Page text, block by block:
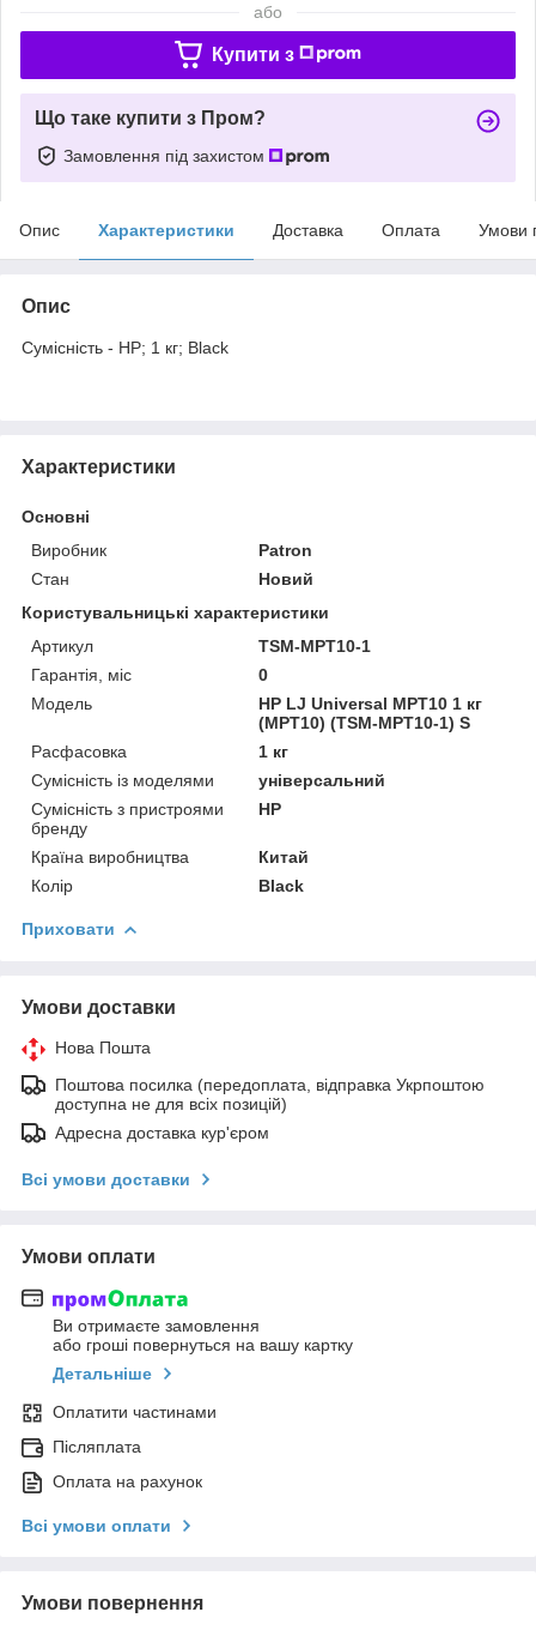
або
Купити з
Що таке купити з Пром?
Замовлення під захистом
Опис Характеристики Доставка Оплата Умови
Опис
Сумісність - HP; 1 кг; Black
Характеристики
Основні
Виробник
Patron
Стан
Новий
Користувальницькі характеристики
Артикул
TSM-MPT10-1
Гарантія, міс
0
Мoдель
HP LJ Universal MPT10 1 кг
(MPT10) (TSM-MPT10-1) S
Расфасовка
1 кг
Сумісність із моделями
універсальний
Сумісність з пристроями
бренду
HP
Країна виробництва
Китай
Колір
Black
Приховати
Умови доставки
Нова Пошта
Поштова посилка (передоплата, відправка Укрпоштою
доступна не для всіх позицій)
Адресна доставка кур'єром
Всі умови доставки
Умови оплати
Ви отримаєте замовлення
або гроші повернуться на вашу картку
Детальніше
Оплатити частинами
Післяплата
Оплата на рахунок
Всі умови оплати
Умови повернення